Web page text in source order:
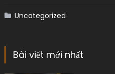
Uncategorized
Bài viết mới nhất